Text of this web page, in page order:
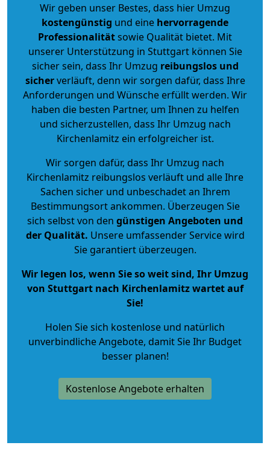
Wir geben unser Bestes, dass hier Umzug
kostengünstig und eine hervorragende
Professionalitätsowie Qualität bietet. Mit
unserer Unterstützung in Stuttgart können Sie
sicher sein, dass Ihr Umzug reibungslos und
sicherverläuft, denn wir sorgen dafür, dass Ihre
Anforderungen und Wünsche erfüllt werden. Wir
haben die besten Partner, um Ihnen zu helfen
und sicherzustellen, dass Ihr Umzug nach
Kirchenlamitz ein erfolgreicher ist.
Wir sorgen dafür, dass Ihr Umzug nach
Kirchenlamitz reibungslos verläuft und alle Ihre
Sachen sicher und unbeschadet an Ihrem
Bestimmungsort ankommen. Überzeugen Sie
sich selbst von den günstigen Angeboten und
der Qualität. Unsere umfassender Service wird
Sie garantiert überzeugen.
Wir legen los, wenn Sie so weit sind, Ihr Umzug
von Stuttgart nach Kirchenlamitz wartet auf
Sie!
Holen Sie sich kostenlose und natürlich
unverbindliche Angebote, damit Sie Ihr Budget
besser planen!
Kostenlose Angebote erhalten